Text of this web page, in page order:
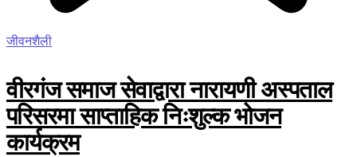
जीवनशैली
वीरगंज समाज सेवाद्वारा नारायणी अस्पताल
परिसरमा साप्ताहिक निःशुल्क भोजन
कार्यक्रम